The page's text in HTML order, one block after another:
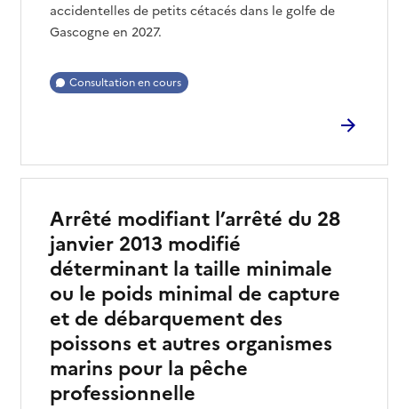
accidentelles de petits cétacés dans le golfe de
Gascogne en 2027.
Consultation en cours
Arrêté modifiant l’arrêté du 28
janvier 2013 modifié
déterminant la taille minimale
ou le poids minimal de capture
et de débarquement des
poissons et autres organismes
marins pour la pêche
professionnelle